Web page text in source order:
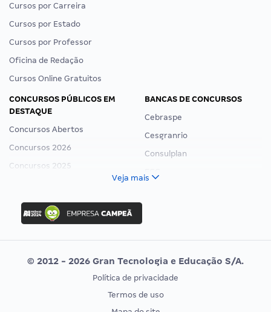
Cursos por Carreira
Cursos por Estado
Cursos por Professor
Oficina de Redação
Cursos Online Gratuitos
CONCURSOS PÚBLICOS EM
DESTAQUE
Concursos Abertos
Concursos 2026
Concursos 2025
Concurso Nacional Unificado
Concurso Ibama
Concurso MPU
Editais publicados
BANCAS DE CONCURSOS
Cebraspe
Cesgranrio
Consulplan
Vunesp
CONCURSOS POR PROFISSÃO
EXAME DE ORDEM
Veja mais
© 2012 - 2026 Gran Tecnologia e Educação S/A.
Política de privacidade
Termos de uso